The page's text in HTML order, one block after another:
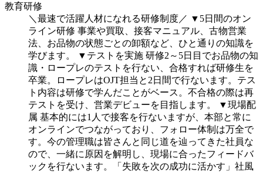
教育研修
＼最速で活躍人材になれる研修制度／ ▼5日間のオン
ライン研修 事業や買取、接客マニュアル、古物営業
法、お品物の状態ごとの卸額など、ひと通りの知識を
学びます。
▼テストを実施 研修2～5日目でお品物の知
識・ロープレのテストを行ない、合格すれば研修生を
卒業。ロープレはOJT担当と2日間で行ないます。テス
ト内容は研修で学んだことがベース。不合格の際は再
テストを受け、営業デビューを目指します。
▼現場配
属 基本的には1人で接客を行ないますが、本部と常に
オンラインでつながっており、フォロー体制は万全で
す。今の管理職は皆さんと同じ道を辿ってきた社員な
ので、一緒に原因を解明し、現場に合ったフィードバ
ックを行ないます。「失敗を次の成功に活かす」社風